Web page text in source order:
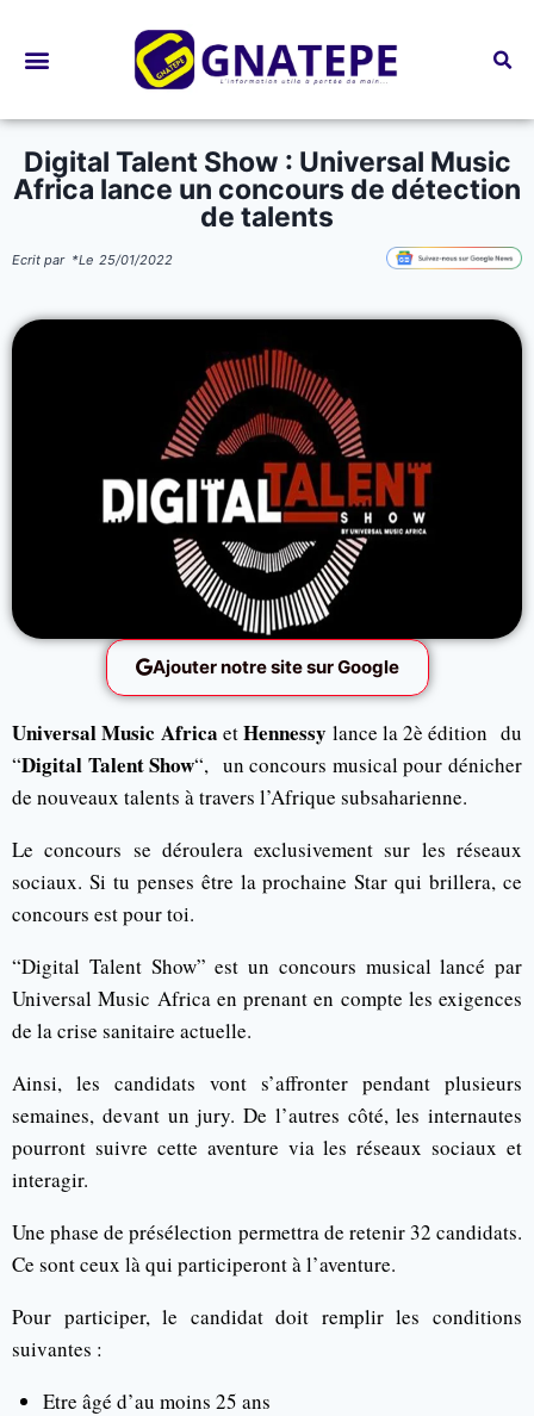
Digital Talent Show : Universal Music
Africa lance un concours de détection
de talents
Ecrit par *Le 25/01/2022
Ajouter notre site sur Google
Universal Music Africa etHennessy lance la 2è édition du
“Digital Talent Show“, un concours musical pour dénicher
de nouveaux talents à travers l’Afrique subsaharienne.
Le concours se déroulera exclusivement sur les réseaux
sociaux. Si tu penses être la prochaine Star qui brillera, ce
concours est pour toi.
“Digital Talent Show” est un concours musical lancé par
Universal Music Africa en prenant en compte les exigences
de la crise sanitaire actuelle.
Ainsi, les candidats vont s’affronter pendant plusieurs
semaines, devant un jury. De l’autres côté, les internautes
pourront suivre cette aventure via les réseaux sociaux et
interagir.
Une phase de présélection permettra de retenir 32 candidats.
Ce sont ceux là qui participeront à l’aventure.
Pour participer, le candidat doit remplir les conditions
suivantes :
Etre âgé d’au moins 25 ans